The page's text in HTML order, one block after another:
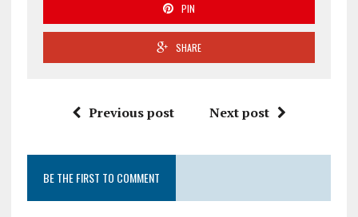
PIN
SHARE
Previous post Next post
BE THE FIRST TO COMMENT